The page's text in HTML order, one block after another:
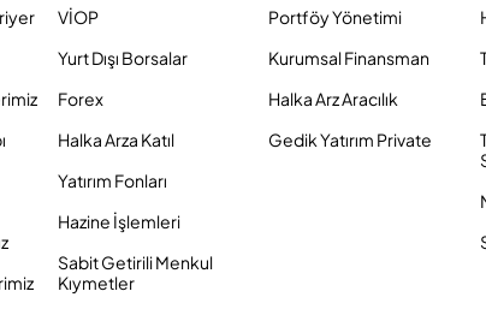
VİOP
Yurt Dışı Borsalar
Forex
Halka Arza Katıl
Yatırım Fonları
Hazine İşlemleri
Sabit Getirili Menkul
Kıymetler
Portföy Yönetimi
Kurumsal Finansman
Halka Arz Aracılık
Gedik Yatırım Private